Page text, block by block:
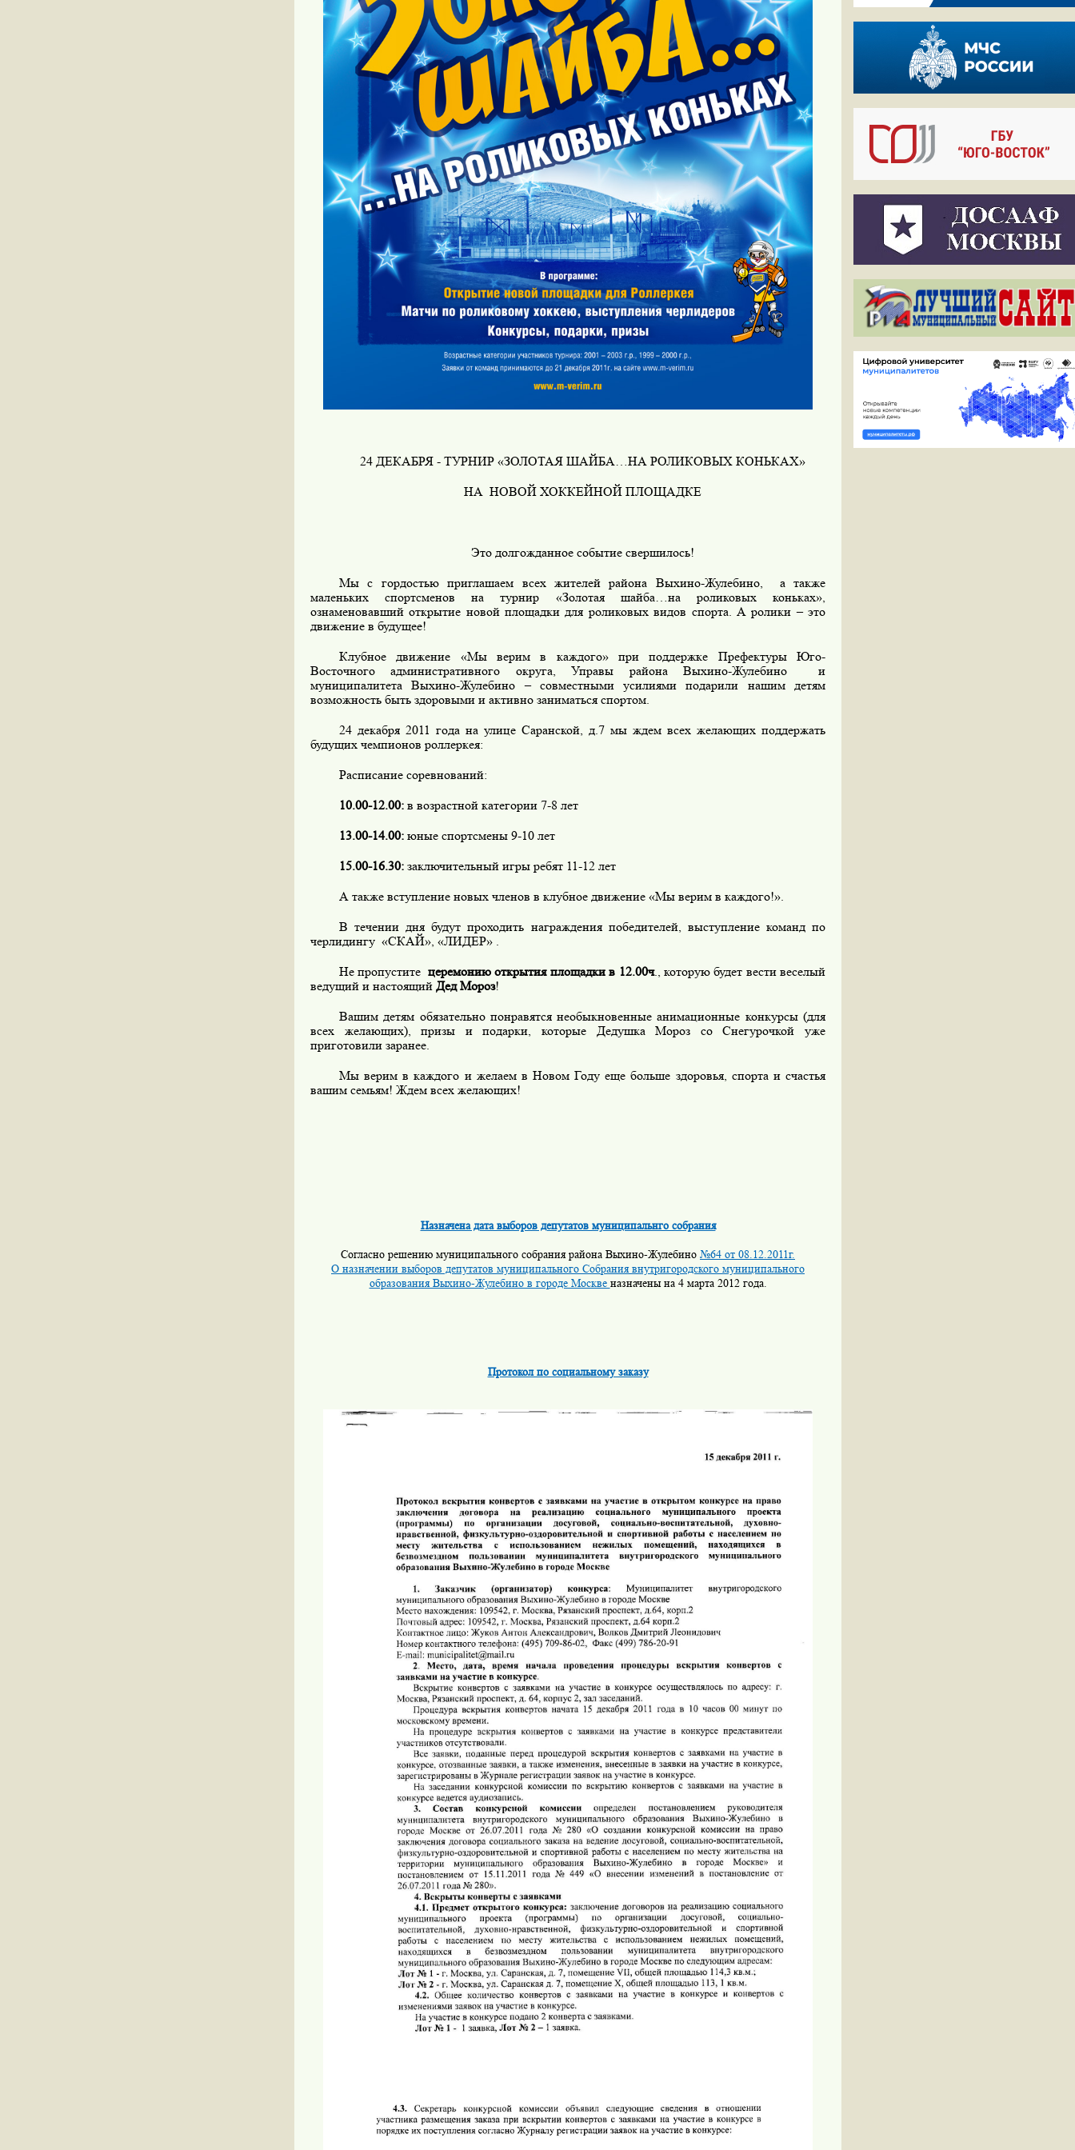
24 ДЕКАБРЯ - ТУРНИР «ЗОЛОТАЯ ШАЙБА…НА РОЛИКОВЫХ КОНЬКАХ»
НА НОВОЙ ХОККЕЙНОЙ ПЛОЩАДКЕ
Это долгожданное событие свершилось!
Мы с гордостью приглашаем всех жителей района Выхино-Жулебино,
а также
маленьких спортсменов на турнир «Золотая шайба…на роликовых коньках»,
ознаменовавший открытие новой площадки для роликовых видов спорта. А ролики – это
движение в будущее!
Клубное движение «Мы верим в каждого» при поддержке Префектуры Юго-
Восточного административного округа, Управы района Выхино-Жулебино
и
муниципалитета Выхино-Жулебино – совместными усилиями подарили нашим детям
возможность быть здоровыми и активно заниматься спортом.
24 декабря 2011 года на улице Саранской, д.7 мы ждем всех желающих поддержать
будущих чемпионов роллеркея:
Расписание соревнований:
10.00-12.00: в возрастной категории 7-8 лет
13.00-14.00: юные спортсмены 9-10 лет
15.00-16.30: заключительный игры ребят 11-12 лет
А также вступление новых членов в клубное движение «Мы верим в каждого!».
В течении дня будут проходить награждения победителей, выступление команд по
черлидингу «СКАЙ», «ЛИДЕР» .
Не пропустите церемонию открытия площадки в 12.00ч., которую будет вести веселый
ведущий и настоящий Дед Мороз!
Вашим детям обязательно понравятся необыкновенные анимационные конкурсы (для
всех желающих), призы и подарки, которые Дедушка Мороз со Снегурочкой уже
приготовили заранее.
Мы верим в каждого и желаем в Новом Году еще больше здоровья, спорта и счастья
вашим семьям! Ждем всех желающих!
Назначена дата выборов депутатов муниципальнго собрания
Согласно решению муниципального собрания района Выхино-Жулебино №64 от 08.12.2011г.
О назначении выборов депутатов муниципального Собрания внутригородского муниципального
образования Выхино-Жулебино в городе Москве назначены на 4 марта 2012 года.
Протокол по социальному заказу